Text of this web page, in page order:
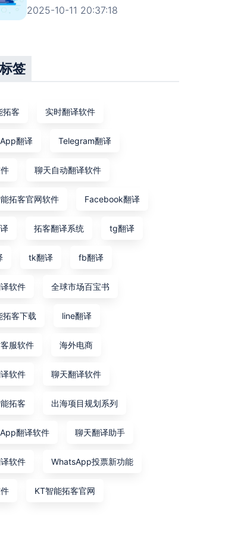
2025-10-11 20:37:18
签
拓客 实时翻译软件
翻译 Telegram翻译
聊天自动翻译软件
拓客官网软件 Facebook翻译
拓客翻译系统 tg翻译
tk翻译 fb翻译
软件 全球市场百宝书
拓客下载 line翻译
服软件 海外电商
软件 聊天翻译软件
拓客 出海项目规划系列
翻译软件 聊天翻译助手
软件 WhatsApp投票新功能
KT智能拓客官网